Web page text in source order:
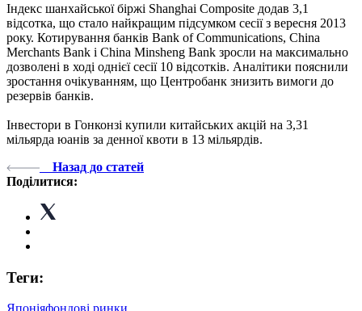
Індекс шанхайської біржі Shanghai Composite додав 3,1
відсотка, що стало найкращим підсумком сесії з вересня 2013
року. Котирування банків Bank of Communications, China
Merchants Bank і China Minsheng Bank зросли на максимально
дозволені в ході однієї сесії 10 відсотків. Аналітики пояснили
зростання очікуванням, що Центробанк знизить вимоги до
резервів банків.
Інвестори в Гонконзі купили китайських акцій на 3,31
мільярда юанів за денної квоти в 13 мільярдів.
Назад до статей
Поділитися:
Теги: